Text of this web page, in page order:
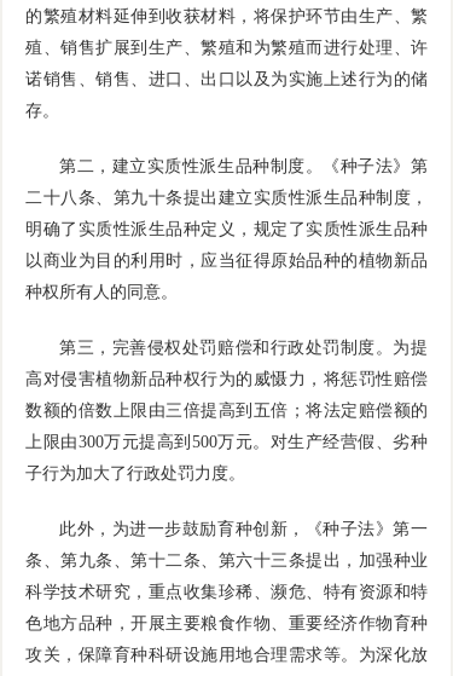
的繁殖材料延伸到收获材料，将保护环节由生产、繁
殖、销售扩展到生产、繁殖和为繁殖而进行处理、许
诺销售、销售、进口、出口以及为实施上述行为的储
存。
第二，建立实质性派生品种制度。《种子法》第
二十八条、第九十条提出建立实质性派生品种制度，
明确了实质性派生品种定义，规定了实质性派生品种
以商业为目的利用时，应当征得原始品种的植物新品
种权所有人的同意。
第三，完善侵权处罚赔偿和行政处罚制度。为提
高对侵害植物新品种权行为的威慑力，将惩罚性赔偿
数额的倍数上限由三倍提高到五倍；将法定赔偿额的
上限由300万元提高到 500万元。对生产经营假、劣种
子行为加大了行政处罚力度。
此外，为进一步鼓励育种创新，《种子法》第一
条、第九条、第十二条、第六十三条提出，加强种业
科学技术研究，重点收集珍稀、濒危、特有资源和特
色地方品种，开展主要粮食作物、重要经济作物育种
攻关，保障育种科研设施用地合理需求等。为深化放